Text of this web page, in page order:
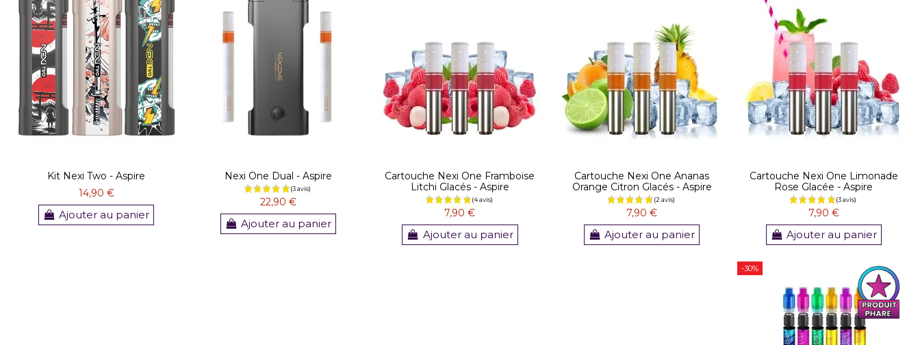
Kit Nexi Two - Aspire
14,90 €
Ajouter au panier
Nexi One Dual - Aspire
22,90 €
Ajouter au panier
Cartouche Nexi One Framboise
Litchi Glacés - Aspire
7,90 €
Ajouter au panier
Cartouche Nexi One Ananas
Orange Citron Glacés - Aspire
7,90 €
Ajouter au panier
Cartouche Nexi One Limonade
Rose Glacée - Aspire
7,90 €
Ajouter au panier
-30%